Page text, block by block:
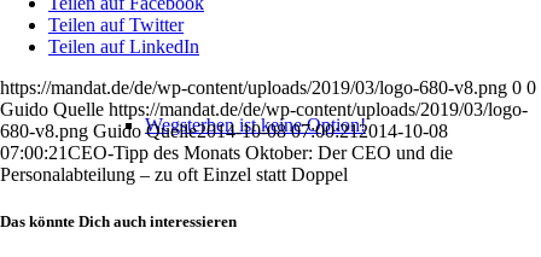
Wegsterben ist keine Option!
Teilen auf Twitter
Teilen auf LinkedIn
https://mandat.de/de/wp-content/uploads/2019/03/logo-680-v8.png 0 0
Guido Quelle https://mandat.de/de/wp-content/uploads/2019/03/logo-
680-v8.png Guido Quelle2014-10-08 07:00:212014-10-08
07:00:21CEO-Tipp des Monats Oktober: Der CEO und die
Personalabteilung – zu oft Einzel statt Doppel
Das könnte Dich auch interessieren